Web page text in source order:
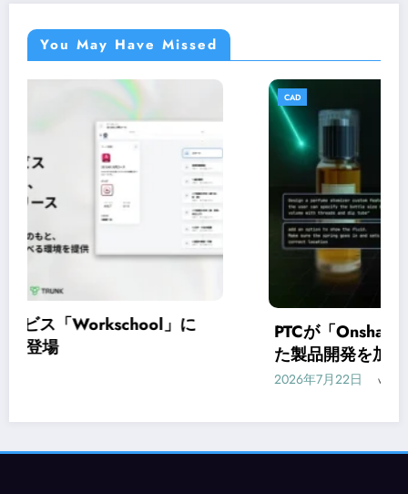
You May Have Missed
PTCが「Onshape Labs」を発表、AIを活用し
た製品開発を加速